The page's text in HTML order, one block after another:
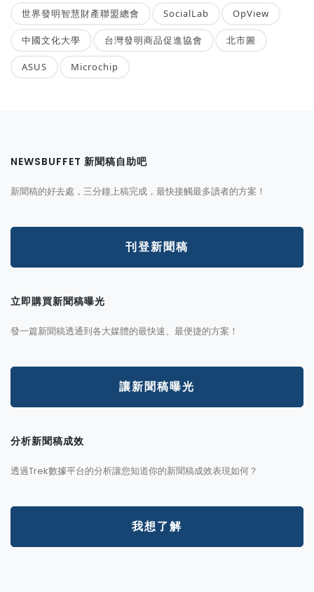
世界發明智慧財產聯盟總會 SocialLab OpView
中國文化大學 台灣發明商品促進協會 北市圖
ASUS Microchip
NEWSBUFFET 新聞稿自助吧
新聞稿的好去處，三分鐘上稿完成，最快接觸最多讀者的方案！
刊登新聞稿
立即購買新聞稿曝光
發一篇新聞稿透通到各大媒體的最快速、最便捷的方案！
讓新聞稿曝光
分析新聞稿成效
透過Trek數據平台的分析讓您知道你的新聞稿成效表現如何？
我想了解